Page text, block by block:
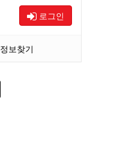
로그인
정보찾기